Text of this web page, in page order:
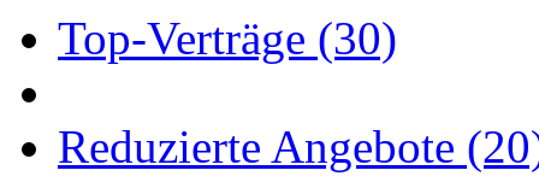
Top-Verträge (30)
Reduzierte Angebote